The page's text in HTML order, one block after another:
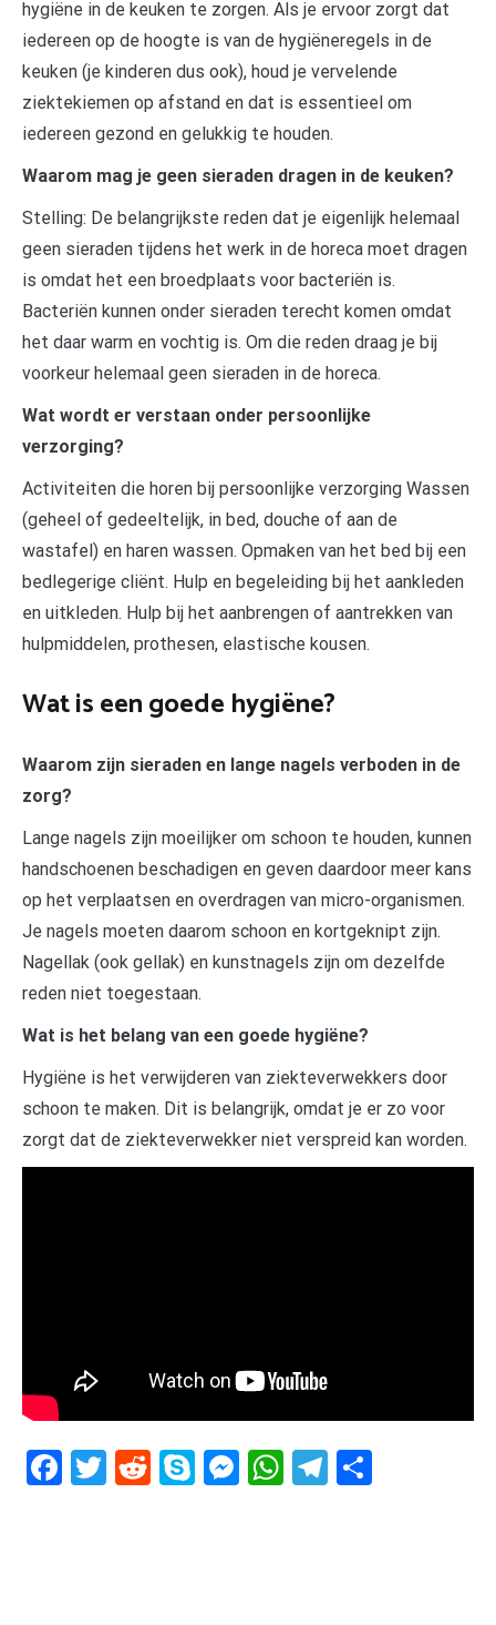
hygiëne in de keuken te zorgen. Als je ervoor zorgt dat
iedereen op de hoogte is van de hygiëneregels in de
keuken (je kinderen dus ook), houd je vervelende
ziektekiemen op afstand en dat is essentieel om
iedereen gezond en gelukkig te houden.
Waarom mag je geen sieraden dragen in de keuken?
Stelling: De belangrijkste reden dat je eigenlijk helemaal
geen sieraden tijdens het werk in de horeca moet dragen
is omdat het een broedplaats voor bacteriën is.
Bacteriën kunnen onder sieraden terecht komen omdat
het daar warm en vochtig is. Om die reden draag je bij
voorkeur helemaal geen sieraden in de horeca.
Wat wordt er verstaan onder persoonlijke
verzorging?
Activiteiten die horen bij persoonlijke verzorging Wassen
(geheel of gedeeltelijk, in bed, douche of aan de
wastafel) en haren wassen. Opmaken van het bed bij een
bedlegerige cliënt. Hulp en begeleiding bij het aankleden
en uitkleden. Hulp bij het aanbrengen of aantrekken van
hulpmiddelen, prothesen, elastische kousen.
Wat is een goede hygiëne?
Waarom zijn sieraden en lange nagels verboden in de
zorg?
Lange nagels zijn moeilijker om schoon te houden, kunnen
handschoenen beschadigen en geven daardoor meer kans
op het verplaatsen en overdragen van micro-organismen.
Je nagels moeten daarom schoon en kortgeknipt zijn.
Nagellak (ook gellak) en kunstnagels zijn om dezelfde
reden niet toegestaan.
Wat is het belang van een goede hygiëne?
Hygiëne is het verwijderen van ziekteverwekkers door
schoon te maken. Dit is belangrijk, omdat je er zo voor
zorgt dat de ziekteverwekker niet verspreid kan worden.
Facebook
Twitter
RedditSkypeMessenger
WhatsApp
Telegram